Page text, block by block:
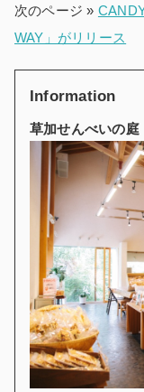
次のページ »
WAY」がリリース
Information
草加せんべいの庭